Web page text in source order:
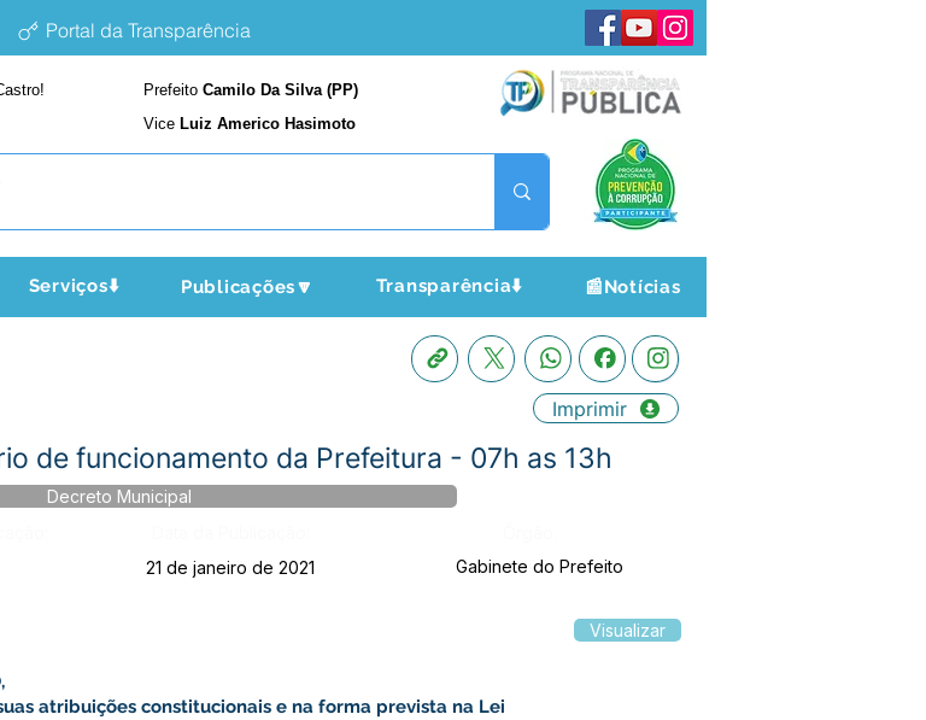
Portal da Transparência
Prefeito Camilo Da Silva (PP)
Vice Luiz Americo Hasimoto
Serviços⬇️ Publicações🔽 Transparência⬇️ 📰Notícias
Imprimir
de funcionamento da Prefeitura - 07h as 13h
Decreto Municipal
21 de janeiro de 2021 Gabinete do Prefeito
atribuições constitucionais e na forma prevista na Lei
Visualizar